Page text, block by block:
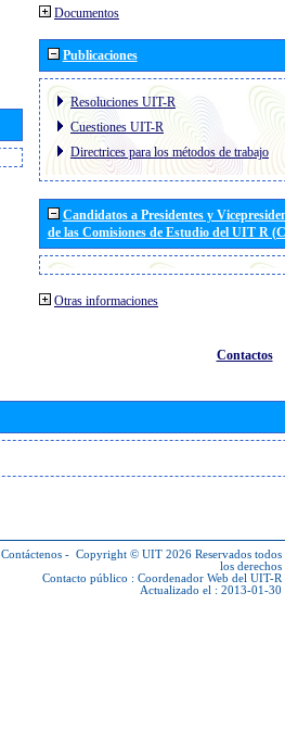
Documentos
Publicaciones
Resoluciones UIT-R
Cuestiones UIT-R
Directrices para los métodos de trabajo
Candidatos a Presidentes y
de las Comisiones de Estudio del UIT R
Otras informaciones
Contactos
Contáctenos - Copyright © UIT 2026 Reservados todos
los derechos
Contacto público : Coordenador Web del UIT-R
Actualizado el : 2013-01-30